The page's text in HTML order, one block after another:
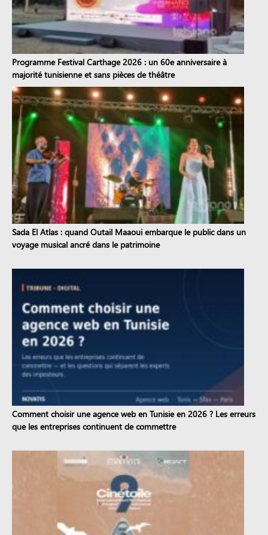
Programme Festival Carthage 2026 : un 60e anniversaire à
majorité tunisienne et sans pièces de théâtre
Sada El Atlas : quand Outail Maaoui embarque le public dans un
voyage musical ancré dans le patrimoine
Comment choisir une agence web en Tunisie en 2026 ? Les erreurs
que les entreprises continuent de commettre